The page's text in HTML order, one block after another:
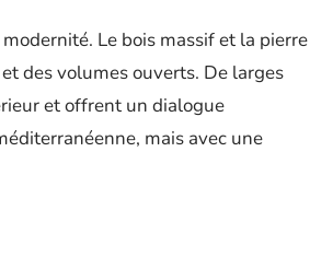
Le bois massif et la pierre
des volumes ouverts. De larges
et offrent un dialogue
mais avec une